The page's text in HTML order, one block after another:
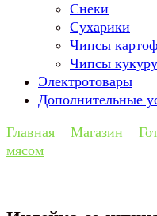
Снеки
Сухарики
Чипсы
Чипсы
Электротовары
Дополнительные
Главная Магазин
мясом